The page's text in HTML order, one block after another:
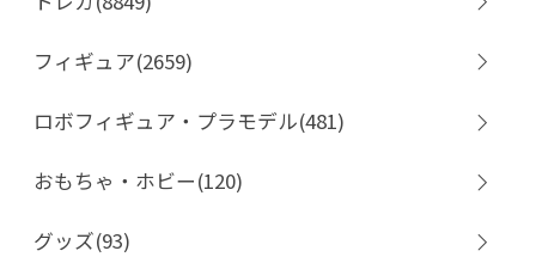
フィギュア(2659)
ロボフィギュア・プラモデル(481)
おもちゃ・ホビー(120)
グッズ(93)